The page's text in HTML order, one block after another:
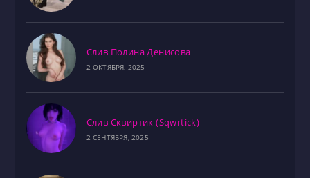
Слив Полина Денисова
2 ОКТЯБРЯ, 2025
Слив Сквиртик (Sqwrtick)
2 СЕНТЯБРЯ, 2025